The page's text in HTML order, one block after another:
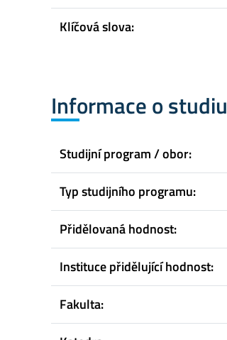
Klíčová slova:
Informace o studiu
Studijní program / obor:
Typ studijního programu:
Přidělovaná hodnost:
Instituce přidělující hodnost:
Fakulta: